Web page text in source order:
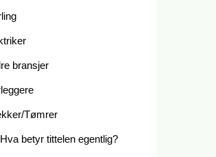
bransjer
Tømrer
betyr tittelen egentlig?